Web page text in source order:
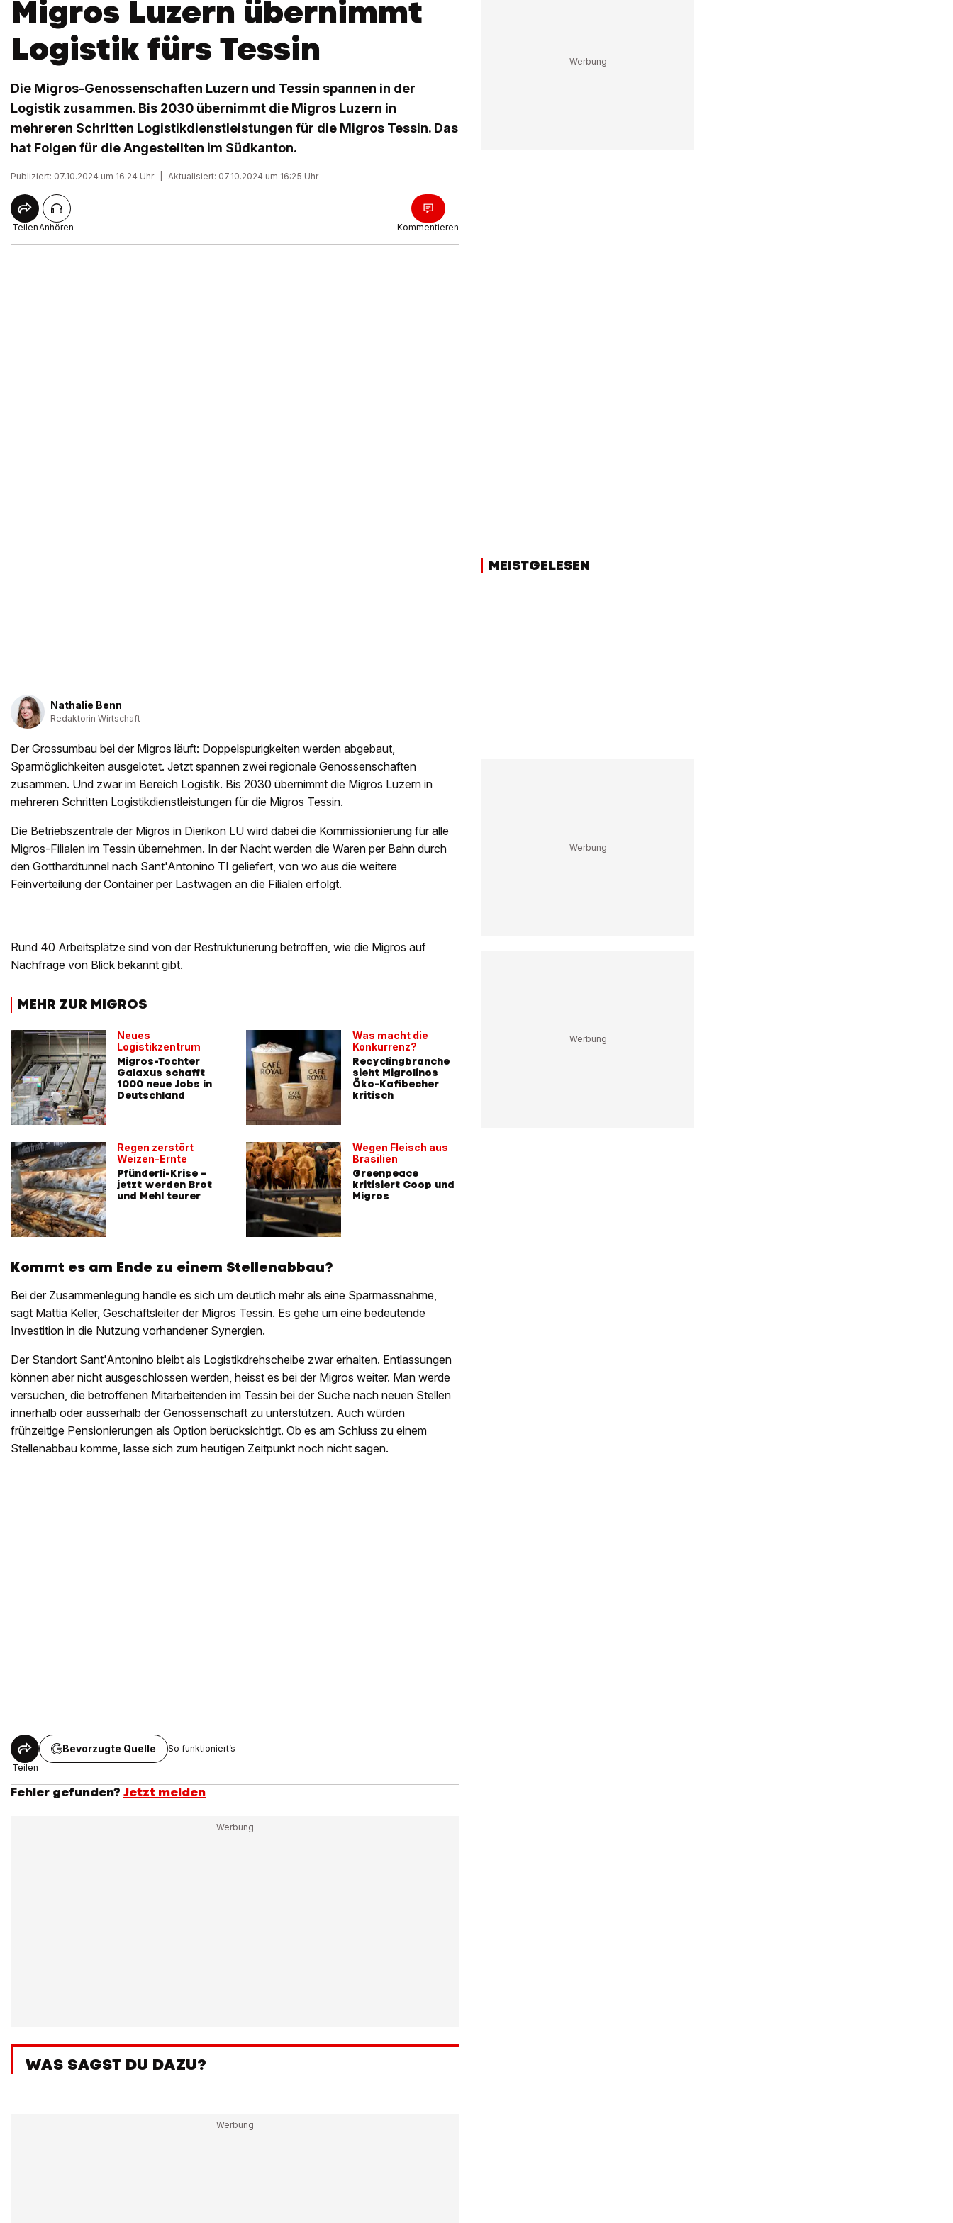
Migros Luzern übernimmt
Logistik fürs Tessin
Die Migros-Genossenschaften Luzern und Tessin spannen in der
Logistik zusammen. Bis 2030 übernimmt die Migros Luzern in
mehreren Schritten Logistikdienstleistungen für die Migros Tessin. Das
hat Folgen für die Angestellten im Südkanton.
Publiziert: 07.10.2024 um 16:24 Uhr Aktualisiert: 07.10.2024 um 16:25 Uhr
TeilenAnhören Kommentieren
Nathalie Benn
Redaktorin Wirtschaft
Der Grossumbau bei der Migros läuft: Doppelspurigkeiten werden abgebaut,
Sparmöglichkeiten ausgelotet. Jetzt spannen zwei regionale Genossenschaften
zusammen. Und zwar im Bereich Logistik. Bis 2030 übernimmt die Migros Luzern in
mehreren Schritten Logistikdienstleistungen für die Migros Tessin.
Die Betriebszentrale der Migros in Dierikon LU wird dabei die Kommissionierung für alle
Migros-Filialen im Tessin übernehmen. In der Nacht werden die Waren per Bahn durch
den Gotthardtunnel nach Sant'Antonino TI geliefert, von wo aus die weitere
Feinverteilung der Container per Lastwagen an die Filialen erfolgt.
Rund 40 Arbeitsplätze sind von der Restrukturierung betroffen, wie die Migros auf
Nachfrage von Blick bekannt gibt.
MEHR ZUR MIGROS
Neues
Logistikzentrum
Migros-Tochter
Galaxus schafft
1000 neue Jobs in
Deutschland
Regen zerstört
Weizen-Ernte
Pfünderli-Krise –
jetzt werden Brot
und Mehl teurer
Was macht die
Konkurrenz?
Recyclingbranche
sieht Migrolinos
Öko-Kafibecher
kritisch
Wegen Fleisch aus
Brasilien
Greenpeace
kritisiert Coop und
Migros
Kommt es am Ende zu einem Stellenabbau?
Bei der Zusammenlegung handle es sich um deutlich mehr als eine Sparmassnahme,
sagt Mattia Keller, Geschäftsleiter der Migros Tessin. Es gehe um eine bedeutende
Investition in die Nutzung vorhandener Synergien.
Der Standort Sant'Antonino bleibt als Logistikdrehscheibe zwar erhalten. Entlassungen
können aber nicht ausgeschlossen werden, heisst es bei der Migros weiter. Man werde
versuchen, die betroffenen Mitarbeitenden im Tessin bei der Suche nach neuen Stellen
innerhalb oder ausserhalb der Genossenschaft zu unterstützen. Auch würden
frühzeitige Pensionierungen als Option berücksichtigt. Ob es am Schluss zu einem
Stellenabbau komme, lasse sich zum heutigen Zeitpunkt noch nicht sagen.
Teilen
Bevorzugte Quelle So funktioniert’s
Fehler gefunden? Jetzt melden
WAS SAGST DU DAZU?
MEISTGELESEN